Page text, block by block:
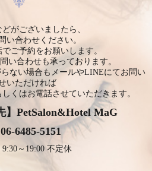
がございましたら、
い合わせください。
ご予約をお願いします。
い合わせも承っております。
ない場合もメールやLINEにてお問い
いただければ
くはお電話させていただきます。
PetSalon&Hotel MaG
6485-5151
～19:00 不定休